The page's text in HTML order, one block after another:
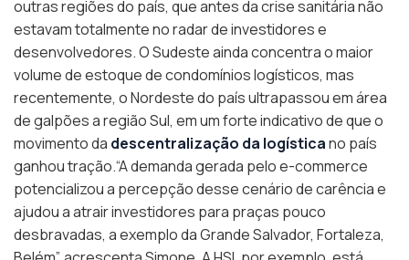
outras regiões do país, que antes da crise sanitária não
estavam totalmente no radar de investidores e
desenvolvedores. O Sudeste ainda concentra o maior
volume de estoque de condomínios logísticos, mas
recentemente, o Nordeste do país ultrapassou em área
de galpões a região Sul, em um forte indicativo de que o
movimento da descentralização da logísticano país
ganhou tração.“A demanda gerada pelo e-commerce
potencializou a percepção desse cenário de carência e
ajudou a atrair investidores para praças pouco
desbravadas, a exemplo da Grande Salvador, Fortaleza,